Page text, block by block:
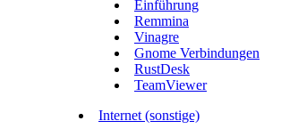
Einführung
Remmina
Vinagre
Gnome Verbindungen
RustDesk
TeamViewer
Internet (sonstige)